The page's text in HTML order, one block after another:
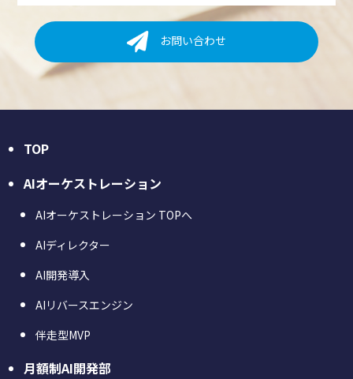
お問い合わせ
TOP
AIオーケストレーション
AIオーケストレーション TOPへ
AIディレクター
AI開発導入
AIリバースエンジン
伴走型MVP
月額制AI開発部